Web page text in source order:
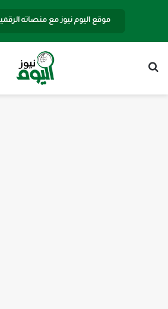
موقع اليوم نيوز مع منصاته